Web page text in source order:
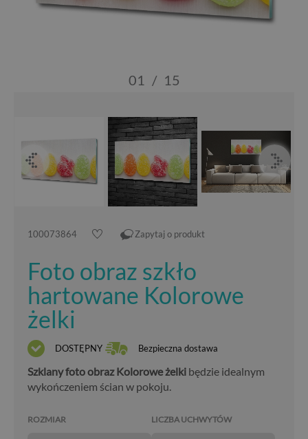
01 / 15
100073864 Zapytaj o produkt
Foto obraz szkło
hartowane Kolorowe
żelki
DOSTĘPNY Bezpieczna dostawa
Szklany foto obraz Kolorowe żelki będzie idealnym
wykończeniem ścian w pokoju.
ROZMIAR LICZBA UCHWYTÓW